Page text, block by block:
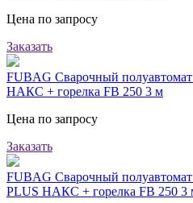
Цена по запросу
Заказать
FUBAG Сварочный
НАКС + горелка FB 250 3 м
Цена по запросу
Заказать
FUBAG Сварочный
PLUS НАКС + горелка FB 250 3